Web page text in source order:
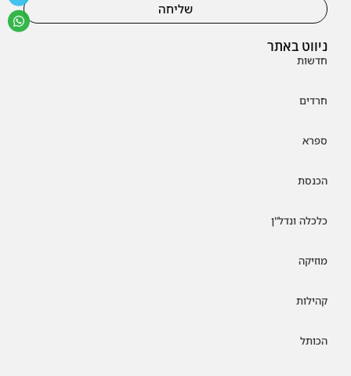
ניווט באתר
חדשות
חרדים
ספרא
הכנסת
כלכלה ונדל"ן
מוזיקה
קהילות
הכותל
שליחה